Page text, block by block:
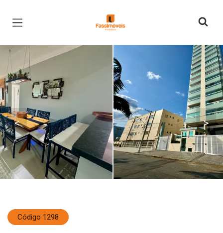
Página inicial
< >
Código 1298